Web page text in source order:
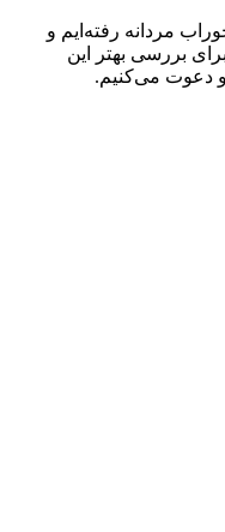
مردانه رفته‌ایم و
بررسی بهتر این
دعوت می‌کنیم.